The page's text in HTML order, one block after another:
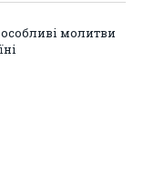
молитви